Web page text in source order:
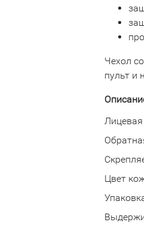
Чехол
пульт и
Лицевая
Цвет